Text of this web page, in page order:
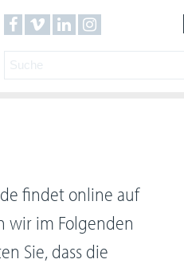
findet online auf
wir im Folgenden
Sie, dass die